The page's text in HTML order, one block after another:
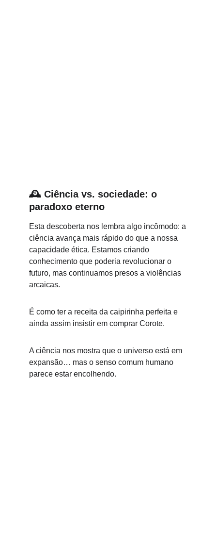
🕰️ Ciência vs. sociedade: o
paradoxo eterno
Esta descoberta nos lembra algo incômodo: a
ciência avança mais rápido do que a nossa
capacidade ética. Estamos criando
conhecimento que poderia revolucionar o
futuro, mas continuamos presos a violências
arcaicas.
É como ter a receita da caipirinha perfeita e
ainda assim insistir em comprar Corote.
A ciência nos mostra que o universo está em
expansão… mas o senso comum humano
parece estar encolhendo.